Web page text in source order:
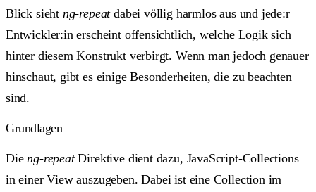
Blick sieht ng-repeatdabei völlig harmlos aus und jede:r
Entwickler:in erscheint offensichtlich, welche Logik sich
hinter diesem Konstrukt verbirgt. Wenn man jedoch genauer
hinschaut, gibt es einige Besonderheiten, die zu beachten
sind.
Grundlagen
Die ng-repeatDirektive dient dazu, JavaScript-Collections
in einer View auszugeben. Dabei ist eine Collection im